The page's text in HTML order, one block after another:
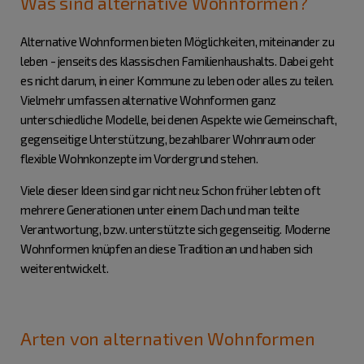
Alternative Wohnformen bieten Möglichkeiten, miteinander zu
leben - jenseits des klassischen Familienhaushalts. Dabei geht
es nicht darum, in einer Kommune zu leben oder alles zu teilen.
Vielmehr umfassen alternative Wohnformen ganz
unterschiedliche Modelle, bei denen Aspekte wie Gemeinschaft,
gegenseitige Unterstützung, bezahlbarer Wohnraum oder
flexible Wohnkonzepte im Vordergrund stehen.
Viele dieser Ideen sind gar nicht neu: Schon früher lebten oft
mehrere Generationen unter einem Dach und man teilte
Verantwortung, bzw. unterstützte sich gegenseitig. Moderne
Wohnformen knüpfen an diese Tradition an und haben sich
weiterentwickelt.
Arten von alternativen Wohnformen